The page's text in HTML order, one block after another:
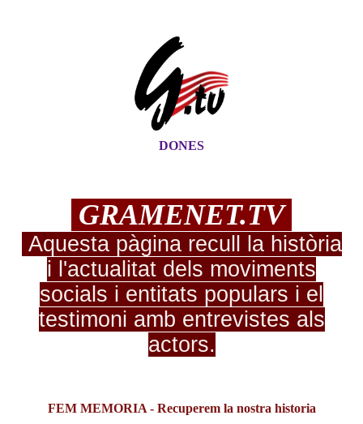
DONES
GRAMENET.TV
Aquesta pàgina recull la història
i l'actualitat dels moviments
socials i entitats populars i el
testimoni amb entrevistes als
actors.
FEM MEMORIA - Recuperem la nostra historia